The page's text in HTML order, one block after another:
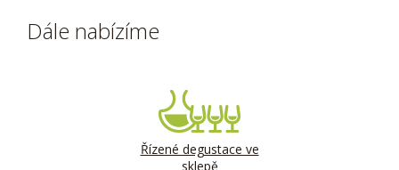
Dále nabízíme
Řízené degustace ve
sklepě